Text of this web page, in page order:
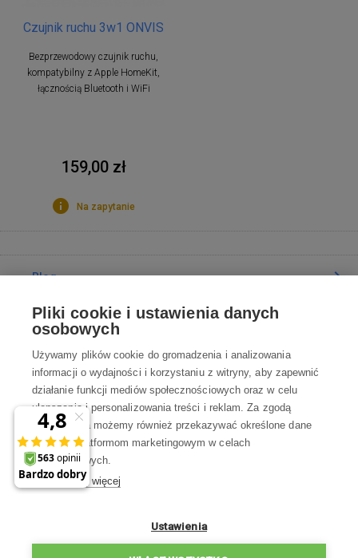
Czujnik ruchu 3w1 ONVIS
Bezprzewodowy czujnik ruchu,
kompatybilny z Apple HomeKit,
łącznością Bluetooth i WiFi
159,00 zł
Na zapytanie
Blog
Poradnia
Wszystko o zakupach
Kontakt
Skontaktuj się z Nami
Pon-Pt 8:00—17:00
Pliki cookie i ustawienia danych
osobowych
Używamy plików cookie do gromadzenia i analizowania
informacji o wydajności i korzystaniu z witryny, aby zapewnić
działanie funkcji mediów społecznościowych oraz w celu
ulepszania i personalizowania treści i reklam. Za zgodą
użytkownika możemy również przekazywać określone dane
osobowe platformom marketingowym w celach
marketingowych.
Dowiedz się więcej
Ustawienia